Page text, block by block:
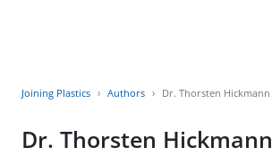
Joining Plastics Authors Dr. Thorsten Hickmann
Dr. Thorsten Hickmann